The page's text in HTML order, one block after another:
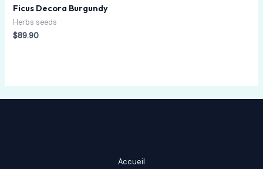
Rated
0
out
of
5
Ficus Decora Burgundy
Herbs seeds
$89.90
Accueil